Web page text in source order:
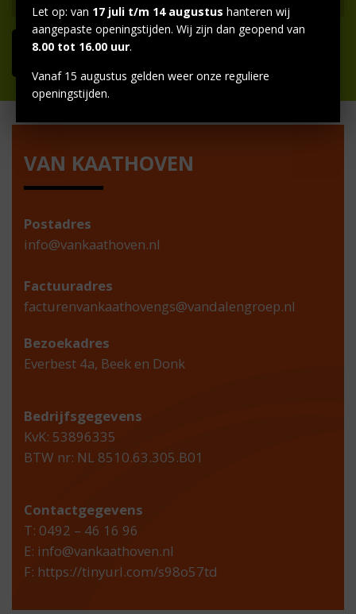
VAN KAATHOVEN
Postadres
info@vankaathoven.nl
Factuuradres
facturenvankaathovengs@vandalengroep.nl
Bezoekadres
Everbest 4a, Beek en Donk
Bedrijfsgegevens
KvK: 53896335
BTW nr: NL 8510.63.305.B01
Contactgegevens
T: 0492 – 46 16 96
E: info@vankaathoven.nl
F: https://tinyurl.com/s98o57td
Let op: van 17 juli t/m 14 augustus hanteren wij
aangepaste openingstijden. Wij zijn dan geopend van
8.00 tot 16.00 uur.
Vanaf 15 augustus gelden weer onze reguliere
openingstijden.